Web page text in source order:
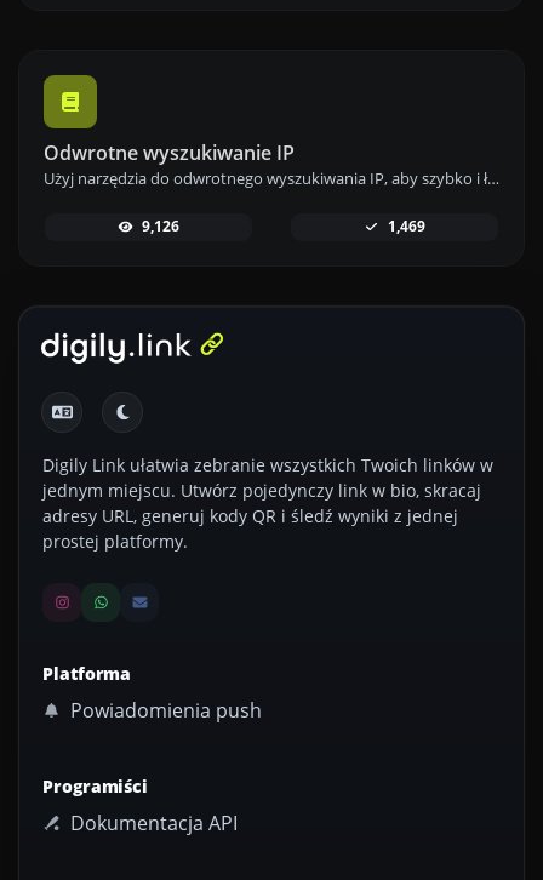
Odwrotne wyszukiwanie IP
Użyj narzędzia do odwrotnego wyszukiwania IP, aby szybko i łatwo znaleźć domenę lub hosta powiązanego z dowolnym adresem IP.
9,126 1,469
Digily Link ułatwia zebranie wszystkich Twoich linków w
jednym miejscu. Utwórz pojedynczy link w bio, skracaj
adresy URL, generuj kody QR i śledź wyniki z jednej
prostej platformy.
Platforma
Powiadomienia push
Programiści
Dokumentacja API